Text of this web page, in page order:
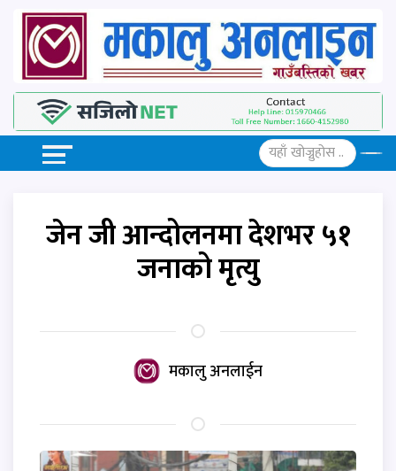
जेन जी आन्दोलनमा देशभर ५१
जनाको मृत्यु
मकालु अनलाईन